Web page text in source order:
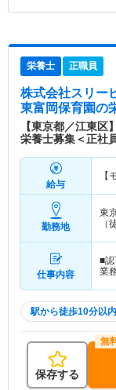
栄養士 正職員
株式会社スリー
東富岡保育園の
【東京都／江東
栄養士募集＜正社
給与
【
勤務地
東
（
仕事内容
■認
業
駅から徒歩10分以内
保存する